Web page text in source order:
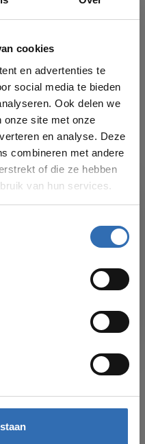
cookies
en advertenties te
social media te bieden
Ook delen we
onze site met onze
en analyse. Deze
combineren met andere
of die ze hebben
van hun services.
€37,00
FK737 €85,00
Bekijk dan ook
voor onze
bestellingen plaatsen in onze